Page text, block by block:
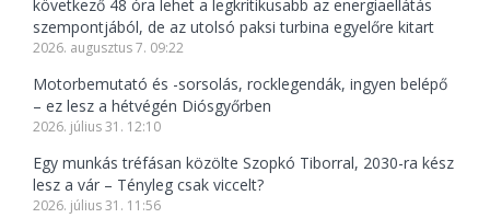
következő 48 óra lehet a legkritikusabb az energiaellátás
szempontjából, de az utolsó paksi turbina egyelőre kitart
2026. augusztus 7. 09:22
Motorbemutató és -sorsolás, rocklegendák, ingyen belépő
– ez lesz a hétvégén Diósgyőrben
2026. július 31. 12:10
Egy munkás tréfásan közölte Szopkó Tiborral, 2030-ra kész
lesz a vár – Tényleg csak viccelt?
2026. július 31. 11:56